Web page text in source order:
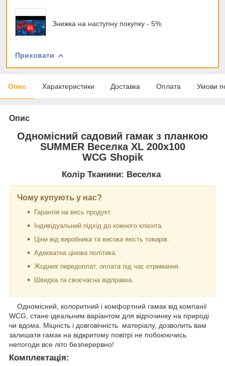
Знижка на наступну покупку - 5%
Приховати
Опис Характеристики Доставка Оплата Умови
Опис
Одномісний садовий гамак з планкою
SUMMER Веселка XL 200х100
WCG Shopik
Колір Тканини: Веселка
Чому купують у нас?
Гарантія на весь продукт.
Індивідуальний підхід до кожного клієнта.
Ціни від виробника та висока якість товарів.
Адекватна цінова політика.
Жодних передоплат, оплата під час отримання.
Швидка та своєчасна відправка.
Одномісний, колоритний і комфортний гамак від компанії
WCG, стане ідеальним варіантом для відпочинку на природі
чи вдома. Міцність і довговічність матеріалу, дозволить вам
залишати гамак на відкритому повітрі не побоюючись
непогоди все літо безперервно!
Комплектація: